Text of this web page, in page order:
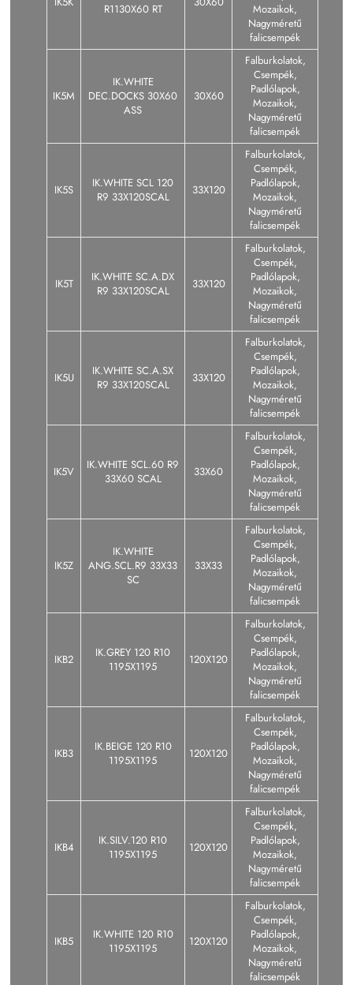
R1130X60 RT
Mozaikok,
Nagyméretű
falicsempék
IK5M
IK.WHITE
DEC.DOCKS 30X60
ASS
30X60
Falburkolatok,
Csempék,
Padlólapok,
Mozaikok,
Nagyméretű
falicsempék
IK5S
IK.WHITE SCL 120
R9 33X120SCAL
33X120
Falburkolatok,
Csempék,
Padlólapok,
Mozaikok,
Nagyméretű
falicsempék
IK5T
IK.WHITE SC.A.DX
R9 33X120SCAL
33X120
Falburkolatok,
Csempék,
Padlólapok,
Mozaikok,
Nagyméretű
falicsempék
IK5U
IK.WHITE SC.A.SX
R9 33X120SCAL
33X120
Falburkolatok,
Csempék,
Padlólapok,
Mozaikok,
Nagyméretű
falicsempék
IK5V
IK.WHITE SCL.60 R9
33X60 SCAL
33X60
Falburkolatok,
Csempék,
Padlólapok,
Mozaikok,
Nagyméretű
falicsempék
IK5Z
IK.WHITE
ANG.SCL.R9 33X33
SC
33X33
Falburkolatok,
Csempék,
Padlólapok,
Mozaikok,
Nagyméretű
falicsempék
IKB2
IK.GREY 120 R10
1195X1195
120X120
Falburkolatok,
Csempék,
Padlólapok,
Mozaikok,
Nagyméretű
falicsempék
IKB3
IK.BEIGE 120 R10
1195X1195
120X120
Falburkolatok,
Csempék,
Padlólapok,
Mozaikok,
Nagyméretű
falicsempék
IKB4
IK.SILV.120 R10
1195X1195
120X120
Falburkolatok,
Csempék,
Padlólapok,
Mozaikok,
Nagyméretű
falicsempék
IKB5
IK.WHITE 120 R10
1195X1195
120X120
Falburkolatok,
Csempék,
Padlólapok,
Mozaikok,
Nagyméretű
falicsempék